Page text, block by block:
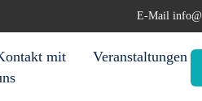
E-Mail
mit
Veranstaltungen